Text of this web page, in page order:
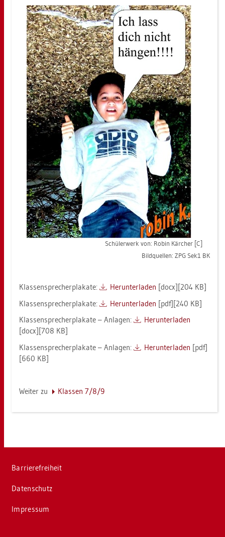
Schü­ler­werk von: Robin Kärcher [C]
Bild­quel­len: ZPG Sek1 BK
Klas­sen­spre­cher­pla­ka­te: Her­un­ter­la­den [docx][204 KB]
Klas­sen­spre­cher­pla­ka­te:
Her­un­ter­la­den [pdf][240 KB]
Klas­sen­spre­cher­pla­ka­te – An­la­gen:
Her­un­ter­la­den
[docx][708 KB]
Klas­sen­spre­cher­pla­ka­te – An­la­gen:
Her­un­ter­la­den [pdf]
[660 KB]
Wei­ter zu Klas­sen 7/8/9
Bar­rie­re­frei­heit
Da­ten­schutz
Im­pres­sum